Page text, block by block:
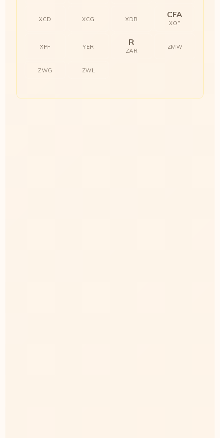
XCD XCG XDR CFA
XOF
XPF YER R
ZAR
ZMW
ZWG ZWL